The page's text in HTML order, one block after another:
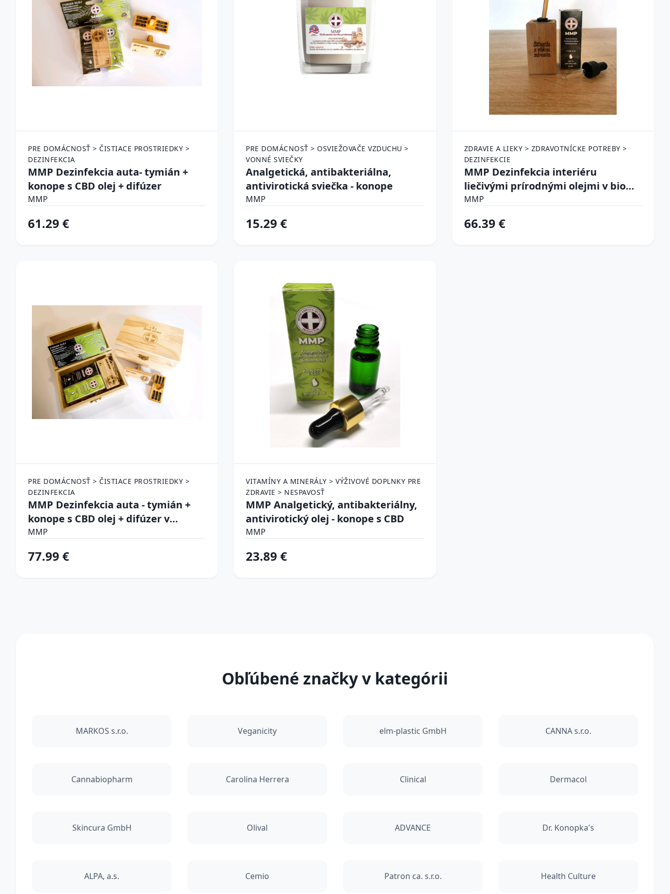
PRE DOMÁCNOSŤ > ČISTIACE PROSTRIEDKY >
DEZINFEKCIA
MMP Dezinfekcia auta- tymián +
konope s CBD olej + difúzer
MMP
61.29 €
PRE DOMÁCNOSŤ > OSVIEŽOVAČE VZDUCHU >
VONNÉ SVIEČKY
Analgetická, antibakteriálna,
antivirotická sviečka - konope
MMP
15.29 €
ZDRAVIE A LIEKY > ZDRAVOTNÍCKE POTREBY >
DEZINFEKCIE
MMP Dezinfekcia interiéru
liečivými prírodnými olejmi v bio
kvalite - tymián + konope s CBD olej
MMP
66.39 €
PRE DOMÁCNOSŤ > ČISTIACE PROSTRIEDKY >
DEZINFEKCIA
MMP Dezinfekcia auta - tymián +
konope s CBD olej + difúzer v
drevenom boxe
MMP
77.99 €
VITAMÍNY A MINERÁLY > VÝŽIVOVÉ DOPLNKY PRE
ZDRAVIE > NESPAVOSŤ
MMP Analgetický, antibakteriálny,
antivirotický olej - konope s CBD
MMP
23.89 €
Obľúbené značky v kategórii
MARKOS s.r.o. Veganicity elm-plastic GmbH CANNA s.r.o.
Cannabiopharm Carolina Herrera Clinical Dermacol
Skincura GmbH Olival ADVANCE Dr. Konopka's
ALPA, a.s. Cemio Patron ca. s.r.o. Health Culture